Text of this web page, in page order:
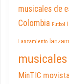
musicales de
Colombia Futbol
Lanzamiento
musicales
MinTIC